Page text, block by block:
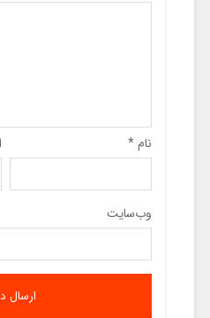
نام*
وب‌سایت